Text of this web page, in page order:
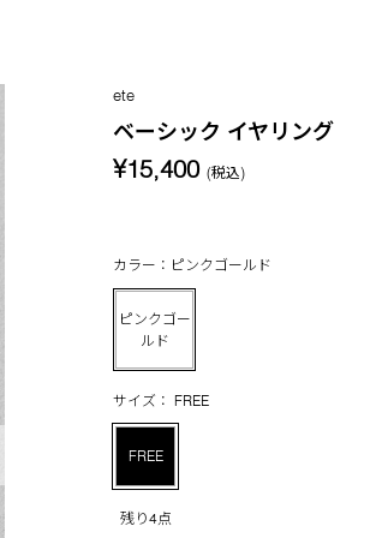
ete
ベーシック イヤリング
¥15,400 (税込)
カラー：ピンクゴールド
ピンクゴー
ルド
サイズ： FREE
FREE
残り4点